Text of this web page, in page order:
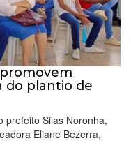
do plantio de
prefeito Silas Noronha,
Eliane Bezerra,